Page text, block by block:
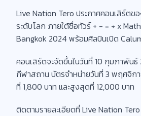
Live Nation Tero ประกาศคอนเสิร์ตข
ระดับโลก ภายใต้ชื่อทัวร์ + - = ÷ x
Bangkok 2024 พร้อมศิลปินเปิด
คอนเสิร์ตจะจัดขึ้นในวันที่ 10 กุมภาพัน
กีฬาสถาน บัตรจำหน่ายวันที่ 3 พฤศจิกา
ที่ 1,800 บาท และสูงสุดที่ 12,000 บาท
ติดตามรายละเอียดที่ Live Nation Tero